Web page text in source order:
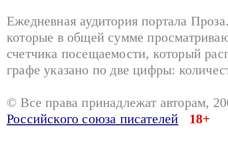
Ежедневная аудитория портала
которые в общей сумме
счетчика посещаемости, который
графе указано по две цифры:
© Все права принадлежат авторам,
Российского союза писателей
18+